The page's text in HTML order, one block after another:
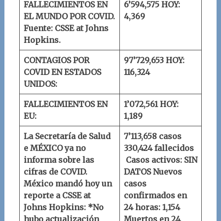
FALLECIMIENTOS EN
EL MUNDO POR COVID.
Fuente: CSSE at Johns
Hopkins.
6’594,575 HOY:
4,369
CONTAGIOS POR
COVID EN ESTADOS
UNIDOS:
97’729,653 HOY:
116,324
FALLECIMIENTOS EN
EU:
1’072,561 HOY:
1,189
La Secretaría de Salud
e MÉXICO ya no
informa sobre las
cifras de COVID.
México mandó hoy un
reporte a CSSE at
Johns Hopkins: *No
hubo actualización
7’113,658 casos
330,424 fallecidos
Casos activos: SIN
DATOS Nuevos
casos
confirmados en
24 horas: 1,154
Muertos en 24